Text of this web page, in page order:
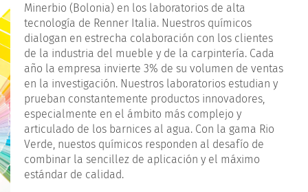
Minerbio (Bolonia) en los laboratorios de alta
tecnología de Renner Italia. Nuestros químicos
dialogan en estrecha colaboración con los clientes
de la industria del mueble y de la carpintería. Cada
año la empresa invierte 3% de su volumen de ventas
en la investigación. Nuestros laboratorios estudian y
prueban constantemente productos innovadores,
especialmente en el ámbito más complejo y
articulado de los barnices al agua. Con la gama Rio
Verde, nuestos químicos responden al desafío de
combinar la sencillez de aplicación y el máximo
estándar de calidad.